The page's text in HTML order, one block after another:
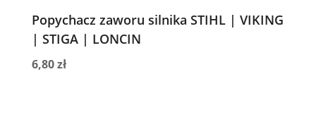
Popychacz zaworu silnika STIHL | VIKING
| STIGA | LONCIN
6,80zł